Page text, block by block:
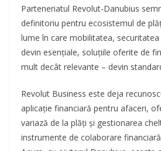
Parteneriatul Revolut-Danubius
definitoriu pentru ecosistemul de
lume în care mobilitatea,
devin esențiale, soluțiile oferite de
mult decât relevante – devin
Revolut Business este deja
aplicație financiară pentru afaceri,
variază de la plăți și gestionarea
instrumente de colaborare